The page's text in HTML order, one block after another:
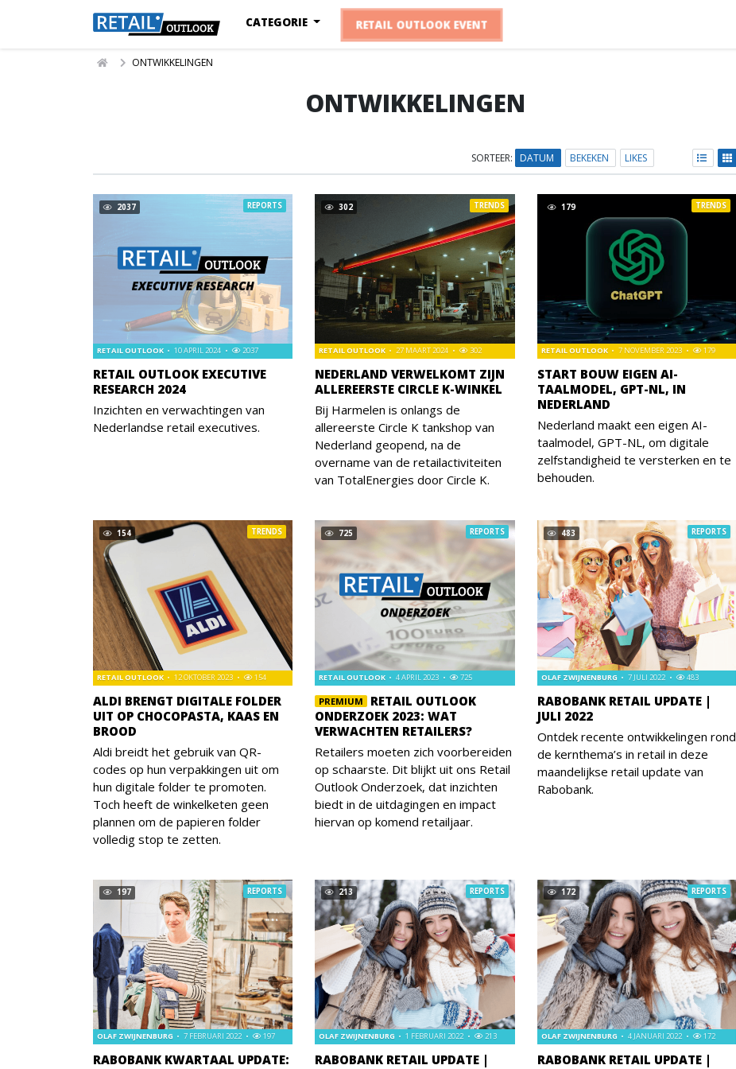
CATEGORIE RETAIL OUTLOOK EVENT
ONTWIKKELINGEN
ONTWIKKELINGEN
SORTEER: DATUM BEKEKEN LIKES
2037
RETAIL OUTLOOK EXECUTIVE
RESEARCH 2024
RETAIL OUTLOOK 10 APRIL 2024 2037
REPORTS
Inzichten en verwachtingen van
Nederlandse retail executives.
302
NEDERLAND VERWELKOMT ZIJN
ALLEREERSTE CIRCLE K-WINKEL
RETAIL OUTLOOK 27 MAART 2024 302
TRENDS
Bij Harmelen is onlangs de
allereerste Circle K tankshop van
Nederland geopend, na de
overname van de retailactiviteiten
van TotalEnergies door Circle K.
179
START BOUW EIGEN AI-
TAALMODEL, GPT-NL, IN
NEDERLAND
RETAIL OUTLOOK 7 NOVEMBER 2023 179
TRENDS
Nederland maakt een eigen AI-
taalmodel, GPT-NL, om digitale
zelfstandigheid te versterken en te
behouden.
154
ALDI BRENGT DIGITALE FOLDER
UIT OP CHOCOPASTA, KAAS EN
BROOD
RETAIL OUTLOOK 12 OKTOBER 2023 154
TRENDS
Aldi breidt het gebruik van QR-
codes op hun verpakkingen uit om
hun digitale folder te promoten.
Toch heeft de winkelketen geen
plannen om de papieren folder
volledig stop te zetten.
725
PREMIUM
RETAIL OUTLOOK
ONDERZOEK 2023: WAT
VERWACHTEN RETAILERS?
RETAIL OUTLOOK 4 APRIL 2023 725
REPORTS
Retailers moeten zich voorbereiden
op schaarste. Dit blijkt uit ons Retail
Outlook Onderzoek, dat inzichten
biedt in de uitdagingen en impact
hiervan op komend retailjaar.
483
RABOBANK RETAIL UPDATE |
JULI 2022
OLAF ZWIJNENBURG 7 JULI 2022 483
REPORTS
Ontdek recente ontwikkelingen rond
de kernthema’s in retail in deze
maandelijkse retail update van
Rabobank.
197
RABOBANK KWARTAAL UPDATE:
OLAF ZWIJNENBURG 7 FEBRUARI 2022 197
REPORTS 213
RABOBANK RETAIL UPDATE |
OLAF ZWIJNENBURG 1 FEBRUARI 2022 213
REPORTS 172
RABOBANK RETAIL UPDATE |
OLAF ZWIJNENBURG 4 JANUARI 2022 172
REPORTS